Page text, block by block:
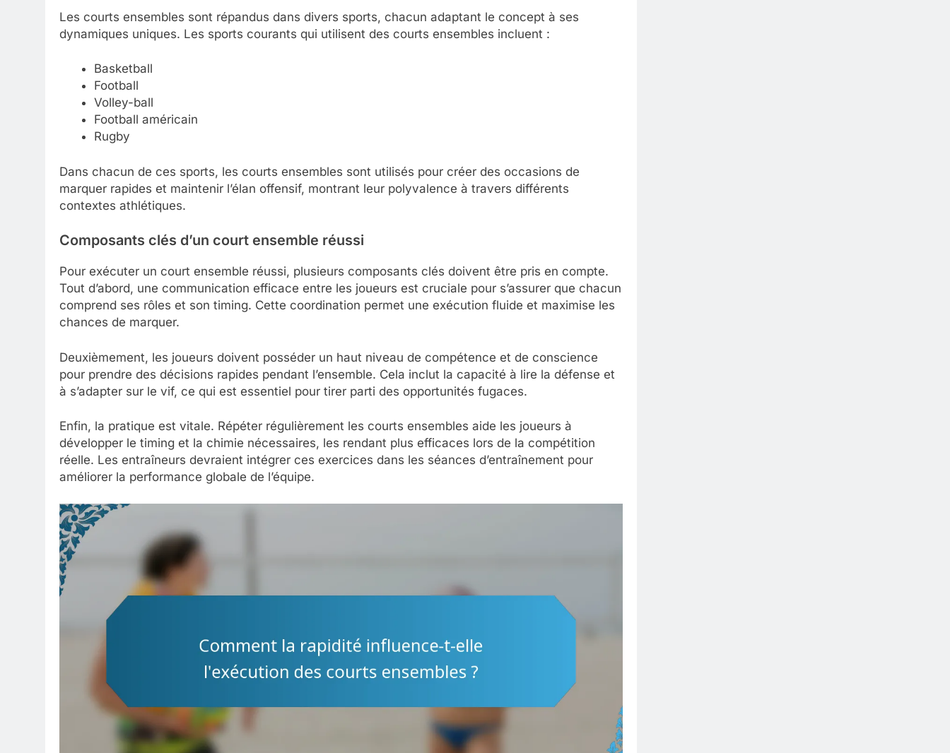
Les courts ensembles sont répandus dans divers sports, chacun adaptant le concept à ses
dynamiques uniques. Les sports courants qui utilisent des courts ensembles incluent :
Basketball
Football
Volley-ball
Football américain
Rugby
Dans chacun de ces sports, les courts ensembles sont utilisés pour créer des occasions de
marquer rapides et maintenir l’élan offensif, montrant leur polyvalence à travers différents
contextes athlétiques.
Composants clés d’un court ensemble réussi
Pour exécuter un court ensemble réussi, plusieurs composants clés doivent être pris en compte.
Tout d’abord, une communication efficace entre les joueurs est cruciale pour s’assurer que chacun
comprend ses rôles et son timing. Cette coordination permet une exécution fluide et maximise les
chances de marquer.
Deuxièmement, les joueurs doivent posséder un haut niveau de compétence et de conscience
pour prendre des décisions rapides pendant l’ensemble. Cela inclut la capacité à lire la défense et
à s’adapter sur le vif, ce qui est essentiel pour tirer parti des opportunités fugaces.
Enfin, la pratique est vitale. Répéter régulièrement les courts ensembles aide les joueurs à
développer le timing et la chimie nécessaires, les rendant plus efficaces lors de la compétition
réelle. Les entraîneurs devraient intégrer ces exercices dans les séances d’entraînement pour
améliorer la performance globale de l’équipe.